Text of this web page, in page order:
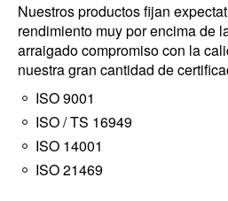
Nuestros productos fijan
rendimiento muy por encima de
arraigado compromiso con la
nuestra gran cantidad de
ISO 9001
ISO / TS 16949
ISO 14001
ISO 21469